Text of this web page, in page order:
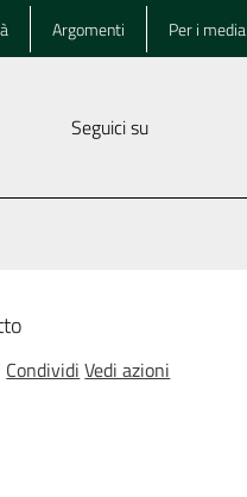
Argomenti Per i media
Seguici su
Condividi Vedi azioni